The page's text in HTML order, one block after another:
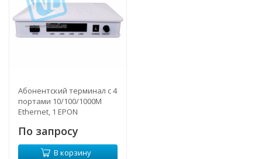
Абонентский терминал с 4
портами 10/100/1000M
Ethernet, 1 EPON
корпус, внешний адаптер
питания
По запросу
В корзину